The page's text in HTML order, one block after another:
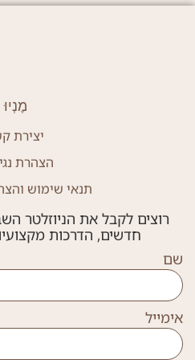
מֶנְיוּ
יצירת
הצהרת
תנאי שימוש
רוצים לקבל את הניוזלטר
חדשים, הדרכות
שם
אימייל